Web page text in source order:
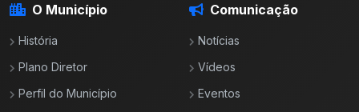
O Município
História
Plano Diretor
Perfil do Município
Comunicação
Notícias
Vídeos
Eventos